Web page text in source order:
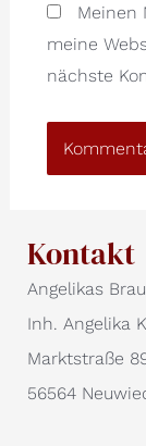
Meinen
meine
nächste
Kontakt
Angelikas
Inh. Angelika
Marktstraße
56564